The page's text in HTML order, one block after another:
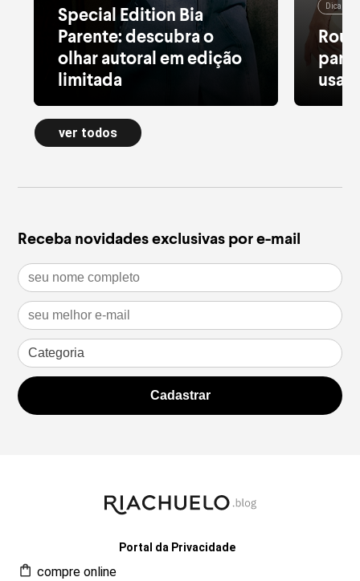
Special Edition Bia
Parente: descubra o
olhar autoral em edição
limitada
Alfaiataria leve, tule estampado, pied
de poule e acessórios com pedras
naturais dão forma à nova Special
Edition
Dicas de
para
usar
ver todos
Receba novidades exclusivas por e-mail
Portal da Privacidade
compre online